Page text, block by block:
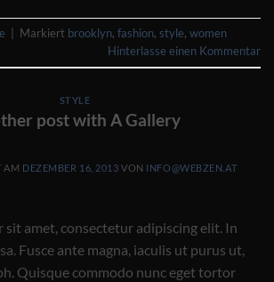
Markiert brooklyn, fashion, style, women
Hinterlasse einen Kommentar
STYLE
post with A Gallery
AM DEZEMBER 16, 2013 VON INFO@WEBZEN.AT
sit amet, consectetur adipiscing elit. In
Fusce ante magna, iaculis ut purus ut,
Quisque commodo nunc eget tortor